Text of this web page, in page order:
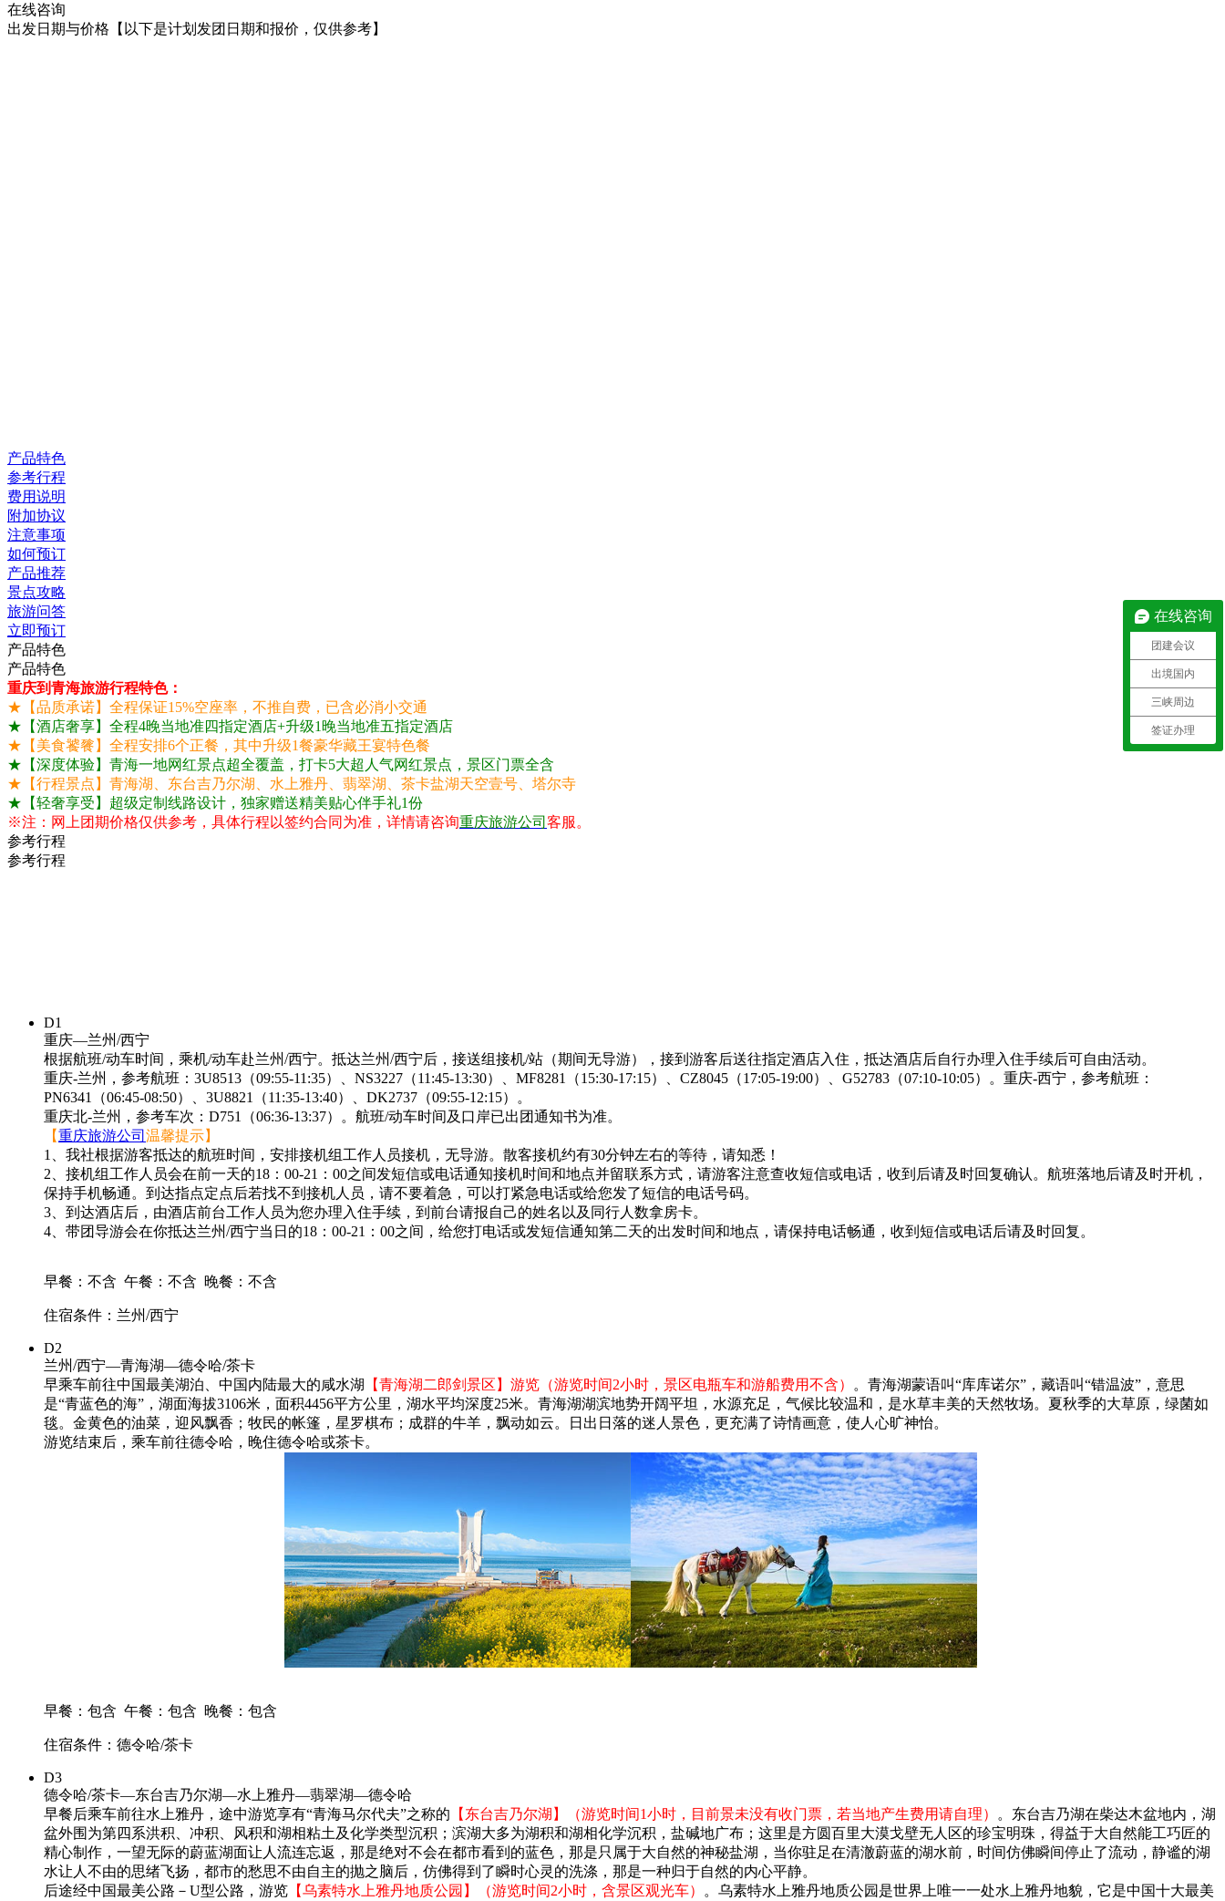
在线咨询
出发日期与价格 【以下是计划发团日期和报价，仅供参考】
产品特色
参考行程
费用说明
附加协议
注意事项
如何预订
产品推荐
景点攻略
旅游问答
立即预订
产品特色
产品特色
重庆到青海旅游行程特色：
★【品质承诺】全程保证15%空座率，不推自费，已含必消小交通
★【酒店奢享】全程4晚当地准四指定酒店+升级1晚当地准五指定酒店
★【美食饕餮】全程安排6个正餐，其中升级1餐豪华藏王宴特色餐
★【深度体验】青海一地网红景点超全覆盖，打卡5大超人气网红景点，景区门票全含
★【行程景点】青海湖、东台吉乃尔湖、水上雅丹、翡翠湖、茶卡盐湖天空壹号、塔尔寺
★【轻奢享受】超级定制线路设计，独家赠送精美贴心伴手礼1份
※注：网上团期价格仅供参考，具体行程以签约合同为准，详情请咨询重庆旅游公司 客服。
参考行程
参考行程
D1
重庆—兰州/西宁
根据航班/动车时间，乘机/动车赴兰州/西宁。抵达兰州/西宁后，接送组接机/站（期间无导游），接到游客后送往指定酒店入住，抵达酒店后自行办理入住手续后可自由活动。
重庆-兰州，参考航班：3U8513（09:55-11:35）、NS3227（11:45-13:30）、MF8281（15:30-17:15）、CZ8045（17:05-19:00）、G52783（07:10-10:05）。重庆-西宁，参考航班：
PN6341（06:45-08:50）、3U8821（11:35-13:40）、DK2737（09:55-12:15）。
重庆北-兰州，参考车次：D751（06:36-13:37）。航班/动车时间及口岸已出团通知书为准。
【重庆旅游公司 温馨提示】
1、我社根据游客抵达的航班时间，安排接机组工作人员接机，无导游。散客接机约有30分钟左右的等待，请知悉！
2、接机组工作人员会在前一天的18：00-21：00之间发短信或电话通知接机时间和地点并留联系方式，请游客注意查收短信或电话，收到后请及时回复确认。航班落地后请及时开机，
保持手机畅通。到达指点定点后若找不到接机人员，请不要着急，可以打紧急电话或给您发了短信的电话号码。
3、到达酒店后，由酒店前台工作人员为您办理入住手续，到前台请报自己的姓名以及同行人数拿房卡。
4、带团导游会在你抵达兰州/西宁当日的18：00-21：00之间，给您打电话或发短信通知第二天的出发时间和地点，请保持电话畅通，收到短信或电话后请及时回复。
早餐：不含 午餐：不含 晚餐：不含
住宿条件：兰州/西宁
D2
兰州/西宁—青海湖—德令哈/茶卡
早乘车前往中国最美湖泊、中国内陆最大的咸水湖
【青海湖二郎剑景区】游览（游览时间2小时，景区电瓶车和游船费用不含）
。青海湖蒙语叫“库库诺尔”，藏语叫“错温波”，意思
是“青蓝色的海”，湖面海拔3106米，面积4456平方公里，湖水平均深度25米。青海湖湖滨地势开阔平坦，水源充足，气候比较温和，是水草丰美的天然牧场。夏秋季的大草原，绿菌如
毯。金黄色的油菜，迎风飘香；牧民的帐篷，星罗棋布；成群的牛羊，飘动如云。日出日落的迷人景色，更充满了诗情画意，使人心旷神怡。
游览结束后，乘车前往德令哈，晚住德令哈或茶卡。
早餐：包含 午餐：包含 晚餐：包含
住宿条件：德令哈/茶卡
D3
德令哈/茶卡—东台吉乃尔湖—水上雅丹—翡翠湖—德令哈
早餐后乘车前往水上雅丹，途中游览享有“青海马尔代夫”之称的 【东台吉乃尔湖】（游览时间1小时，目前景未没有收门票，若当地产生费用请自理）
。东台吉乃湖在柴达木盆地内，湖
盆外围为第四系洪积、冲积、风积和湖相粘土及化学类型沉积；滨湖大多为湖积和湖相化学沉积，盐碱地广布；这里是方圆百里大漠戈壁无人区的珍宝明珠，得益于大自然能工巧匠的
精心制作，一望无际的蔚蓝湖面让人流连忘返，那是绝对不会在都市看到的蓝色，那是只属于大自然的神秘盐湖，当你驻足在清澈蔚蓝的湖水前，时间仿佛瞬间停止了流动，静谧的湖
水让人不由的思绪飞扬，都市的愁思不由自主的抛之脑后，仿佛得到了瞬时心灵的洗涤，那是一种归于自然的内心平静。
后途经中国最美公路－U型公路，游览 【乌素特水上雅丹地质公园】（游览时间2小时，含景区观光车） 。乌素特水上雅丹地质公园是世界上唯一一处水上雅丹地貌，它是中国十大最美
在线咨询
团建会议
出境国内
三峡周边
签证办理